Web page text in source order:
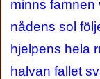
minns famnen
nådens sol
hjelpens hela
halvan fallet